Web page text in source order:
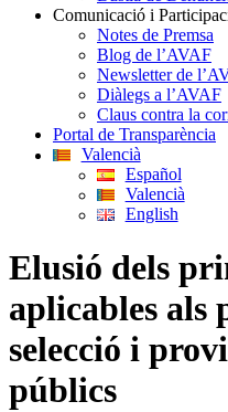
Comunicació i
Notes de Premsa
Blog de l’AVAF
Newsletter de
Diàlegs a l’AVAF
Claus contra la
Portal de Transparència
Valencià
Español
Valencià
English
Elusió dels
aplicables als
selecció i
públics